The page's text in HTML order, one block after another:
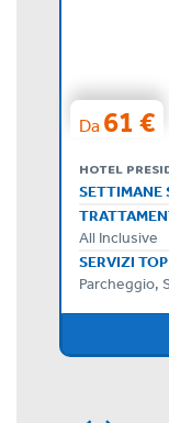
Da 61 €
HOTEL
All Inclusive
SERVIZI TOP
Parcheggio,